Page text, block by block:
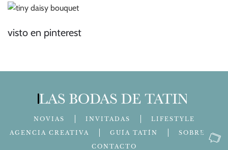
visto en pinterest
NOVIAS INVITADAS
LIFESTYLE
AGENCIA CREATIVA
GUÍA TATÍN
SOBRE MÍ
CONTACTO